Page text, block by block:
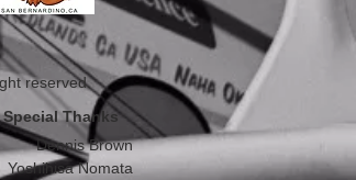
reserved.
Special Thanks
Dennis Brown
Nomata